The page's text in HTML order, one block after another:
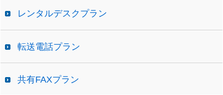
レンタルデスクプラン
転送電話プラン
共有FAXプラン